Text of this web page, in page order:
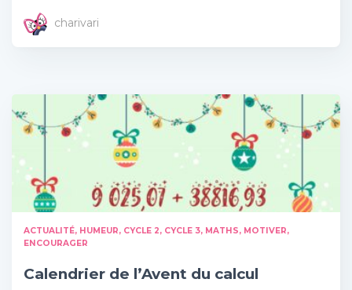
charivari
ACTUALITÉ, HUMEUR CYCLE 2 CYCLE 3 MATHS
MOTIVER,
ENCOURAGER
Calendrier de l’Avent du calcul